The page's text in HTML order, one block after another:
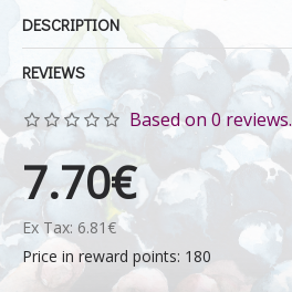
DESCRIPTION
REVIEWS
Based on 0 reviews.
7.70€
Ex Tax: 6.81€
Price in reward points: 180